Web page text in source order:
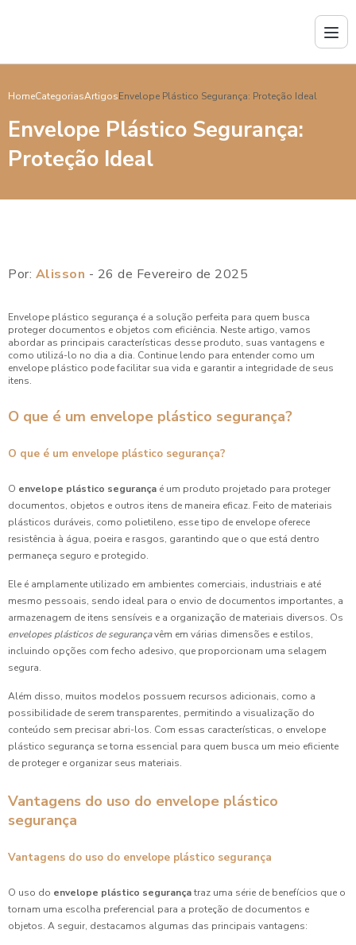
HomeCategoriasArtigosEnvelope Plástico Segurança: Proteção Ideal
Envelope Plástico Segurança:
Proteção Ideal
Por: Alisson - 26 de Fevereiro de 2025
Envelope plástico segurança é a solução perfeita para quem busca
proteger documentos e objetos com eficiência. Neste artigo, vamos
abordar as principais características desse produto, suas vantagens e
como utilizá-lo no dia a dia. Continue lendo para entender como um
envelope plástico pode facilitar sua vida e garantir a integridade de seus
itens.
O que é um envelope plástico segurança?
O que é um envelope plástico segurança?
O envelope plástico segurança é um produto projetado para proteger
documentos, objetos e outros itens de maneira eficaz. Feito de materiais
plásticos duráveis, como polietileno, esse tipo de envelope oferece
resistência à água, poeira e rasgos, garantindo que o que está dentro
permaneça seguro e protegido.
Ele é amplamente utilizado em ambientes comerciais, industriais e até
mesmo pessoais, sendo ideal para o envio de documentos importantes, a
armazenagem de itens sensíveis e a organização de materiais diversos. Os
envelopes plásticos de segurançavêm em várias dimensões e estilos,
incluindo opções com fecho adesivo, que proporcionam uma selagem
segura.
Além disso, muitos modelos possuem recursos adicionais, como a
possibilidade de serem transparentes, permitindo a visualização do
conteúdo sem precisar abri-los. Com essas características, o envelope
plástico segurança se torna essencial para quem busca um meio eficiente
de proteger e organizar seus materiais.
Vantagens do uso do envelope plástico
segurança
Vantagens do uso do envelope plástico segurança
O uso do envelope plástico segurançatraz uma série de benefícios que o
tornam uma escolha preferencial para a proteção de documentos e
objetos. A seguir, destacamos algumas das principais vantagens: